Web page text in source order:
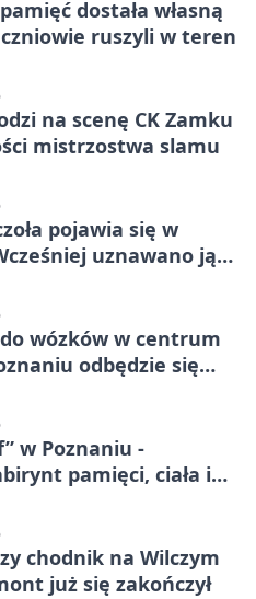
dostała własną
ruszyli w teren
na scenę CK Zamku
mistrzostwa slamu
pojawia się w
uznawano ją
wózków w centrum
odbędzie się
w Poznaniu -
pamięci, ciała i
chodnik na Wilczym
już się zakończył